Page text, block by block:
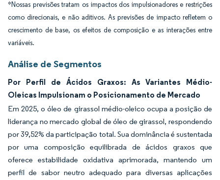
*Nossas previsões tratam os impactos dos impulsionadores e restrições
como direcionais, e não aditivos. As previsões de impacto refletem o
crescimento de base, os efeitos de composição e as interações entre
variáveis.
Análise de Segmentos
Por Perfil de Ácidos Graxos: As Variantes Médio-
Oleicas Impulsionam o Posicionamento de Mercado
Em 2025, o óleo de girassol médio-oleico ocupa a posição de
liderança no mercado global de óleo de girassol, respondendo
por 39,52% da participação total. Sua dominância é sustentada
por uma composição equilibrada de ácidos graxos que
oferece estabilidade oxidativa aprimorada, mantendo um
perfil de sabor neutro adequado para diversas aplicações